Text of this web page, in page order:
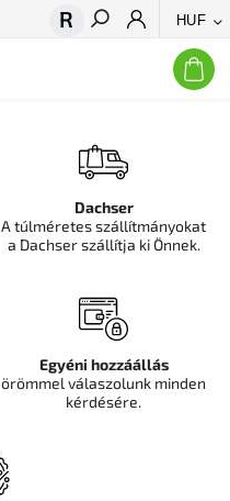
HUF
Keresés
Dachser
A túlméretes szállítmányokat
a Dachser szállítja ki Önnek.
Egyéni hozzáállás
örömmel válaszolunk minden
kérdésére.